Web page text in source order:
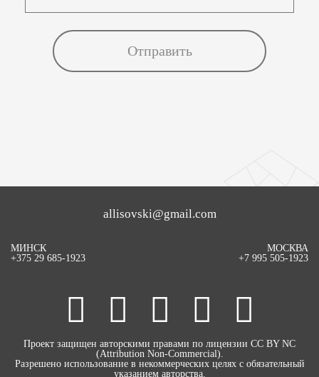
МИНСК
+375 29 685-1923
allisovski@gmail.com
МОСКВА
+7 995 505-1923
Проект защищен авторскими правами по лицензии CC BY NC
(Attribution Non-Commercial).
Разрешено использование в некоммерческих целях с обязательный
указанием авторства.